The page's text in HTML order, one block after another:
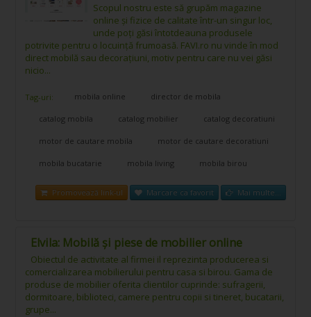
Scopul nostru este să grupăm magazine
online și fizice de calitate într-un singur loc,
unde poți găsi întotdeauna produsele
potrivite pentru o locuință frumoasă. FAVI.ro nu vinde în mod
direct mobilă sau decorațiuni, motiv pentru care nu vei găsi
nicio...
Tag-uri: mobila online director de mobila
catalog mobila catalog mobilier catalog decoratiuni
motor de cautare mobila motor de cautare decoratiuni
mobila bucatarie mobila living mobila birou
Promovează link-ul Marcare ca favorit Mai multe...
Elvila: Mobilă și piese de mobilier online
Obiectul de activitate al firmei il reprezinta producerea si
comercializarea mobilierului pentru casa si birou. Gama de
produse de mobilier oferita clientilor cuprinde: sufragerii,
dormitoare, biblioteci, camere pentru copii si tineret, bucatarii,
grupe...